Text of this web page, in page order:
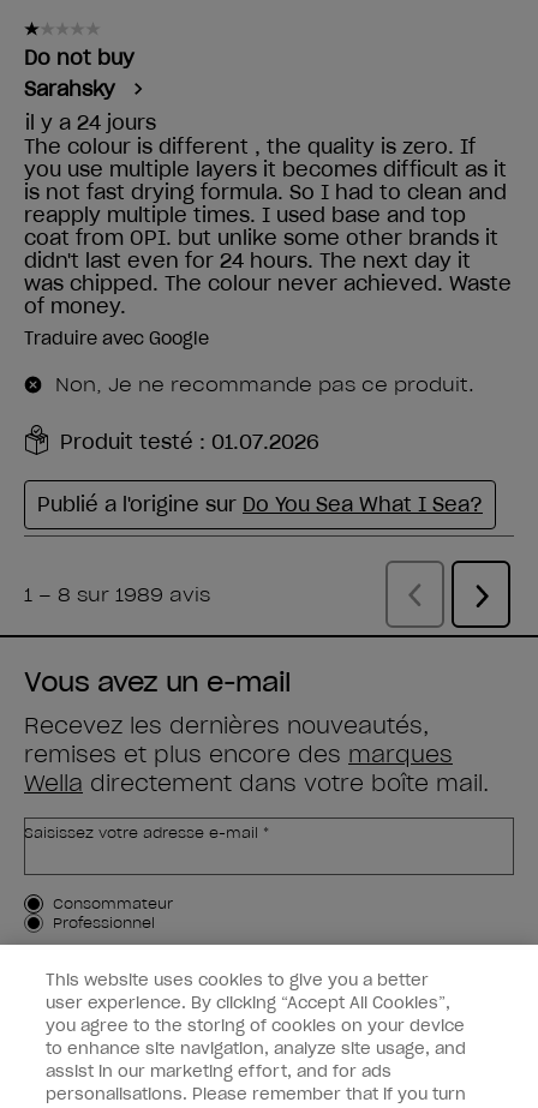
Vous avez un e-mail
Recevez les dernières nouveautés,
remises et plus encore des marques
Wella directement dans votre boîte mail.
Saisissez votre adresse e-mail *
Type de client
Consommateur
Professionnel
M'INSCRIRE
Informations clients
OPI & vous
This website uses cookies to give you a better
user experience. By clicking “Accept All Cookies”,
you agree to the storing of cookies on your device
to enhance site navigation, analyze site usage, and
assist in our marketing effort, and for ads
personalisations. Please remember that if you turn